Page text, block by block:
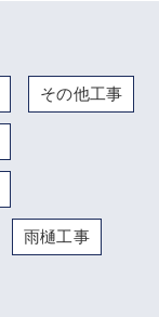
その他工事
雨樋工事